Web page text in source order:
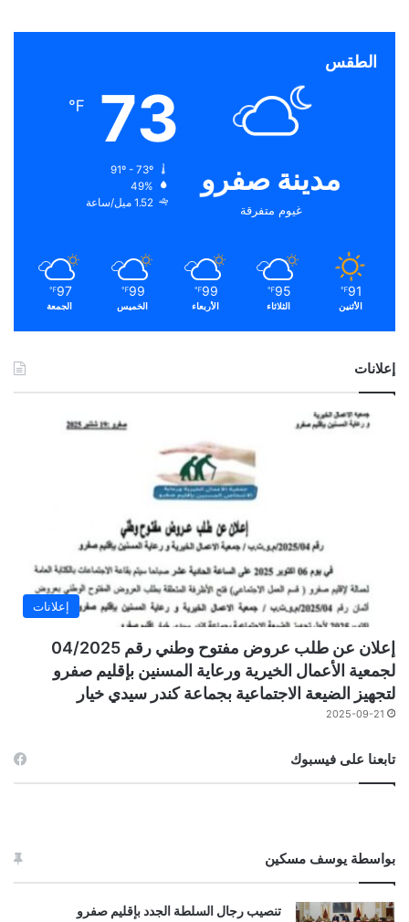
الطقس
مدينة صفرو
غيوم متفرقة
73
℉
49%
1.52 ميل/ساعة
91
℉
الأثنين
95
℉
الثلاثاء
99
℉
الأربعاء
99
℉
الخميس
97
℉
الجمعة
إعلانات
إعلانات
إعلان عن طلب عروض مفتوح وطني رقم 04/2025
لجمعية الأعمال الخيرية ورعاية المسنين بإقليم صفرو
لتجهيز الضيعة الاجتماعية بجماعة كندر سيدي خيار
2025-09-21
تابعنا على فيسبوك
بواسطة يوسف مسكين
تنصيب رجال السلطة الجدد بإقليم صفرو